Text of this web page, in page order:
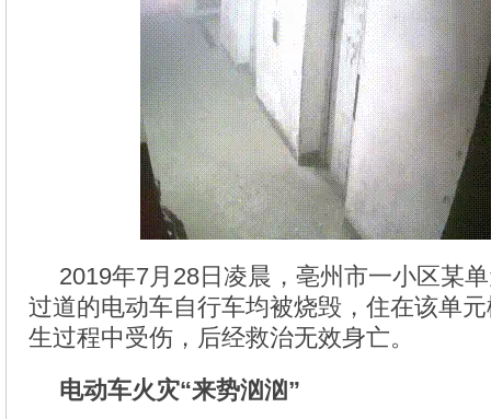
2019年7月28日凌晨，亳州市一小区某
过道的电动车自行车均被烧毁，住在该单
生过程中受伤，后经救治无效身亡。
电动车火灾“来势汹汹”